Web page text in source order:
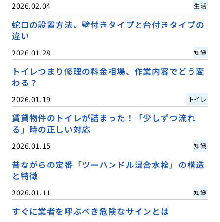
2026.02.04 生活
蛇口の設置方法、壁付きタイプと台付きタイプの
違い
2026.01.28 知識
トイレつまり修理の料金相場、作業内容でどう変
わる？
2026.01.19 トイレ
賃貸物件のトイレが詰まった！「少しずつ流れ
る」時の正しい対応
2026.01.15 知識
昔ながらの定番「ツーハンドル混合水栓」の構造
と特徴
2026.01.11 知識
すぐに業者を呼ぶべき危険なサインとは